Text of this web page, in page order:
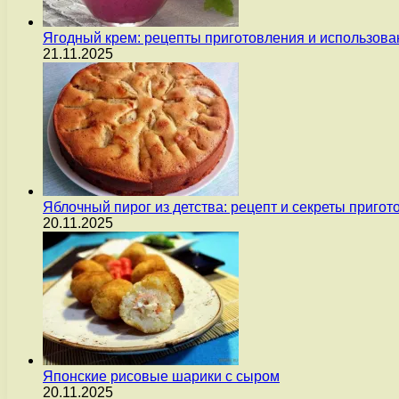
Ягодный крем: рецепты приготовления и
21.11.2025
Яблочный пирог из детства: рецепт и секреты
20.11.2025
Японские рисовые шарики с сыром
20.11.2025